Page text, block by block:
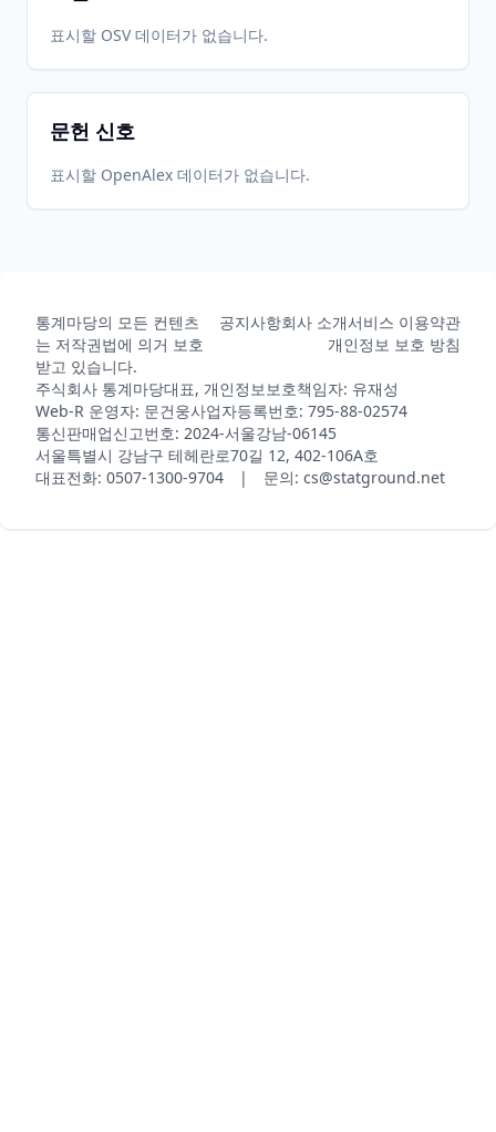
표시할 OSV 데이터가 없습니다.
문헌 신호
표시할 OpenAlex 데이터가 없습니다.
통계마당의 모든 컨텐츠
는 저작권법에 의거 보호
받고 있습니다.
공지사항회사 소개서비스 이용약관
개인정보 보호 방침
주식회사 통계마당대표, 개인정보보호책임자: 유재성
Web-R 운영자: 문건웅사업자등록번호: 795-88-02574
통신판매업신고번호: 2024-서울강남-06145
서울특별시 강남구 테헤란로70길 12, 402-106A호
대표전화: 0507-1300-9704 | 문의: cs@statground.net